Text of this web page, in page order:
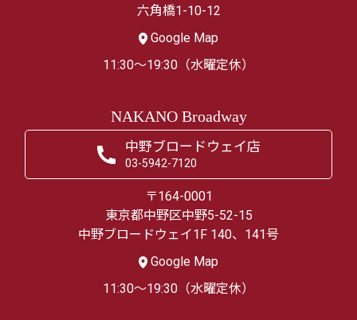
六角橋1-10-12
Google Map
11:30～19:30（水曜定休）
NAKANO Broadway
中野ブロードウェイ店
03-5942-7120
〒164-0001
東京都中野区中野5-52-15
中野ブロードウェイ1F 140、141号
Google Map
11:30～19:30（水曜定休）